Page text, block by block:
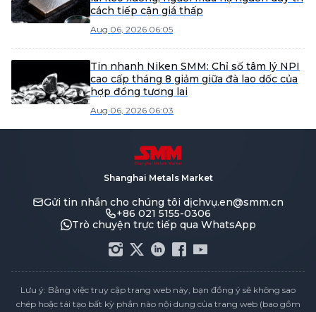
cách tiếp cận giá thấp
Aug 06, 2026 06:05
Tin nhanh Niken SMM: Chỉ số tâm lý NPI
cao cấp tháng 8 giảm giữa đà lao dốc của
hợp đồng tương lai
Aug 06, 2026 06:03
Shanghai Metals Market
Gửi tin nhắn cho chúng tôi dịchvụ.en@smm.cn
+86 021 5155-0306
Trò chuyện trực tiếp qua WhatsApp
Lưu ý: Bằng việc truy cập trang web này, bạn đồng ý sẽ không sao
chép hoặc tái tạo bất kỳ phần nào nội dung của trang web (bao gồm